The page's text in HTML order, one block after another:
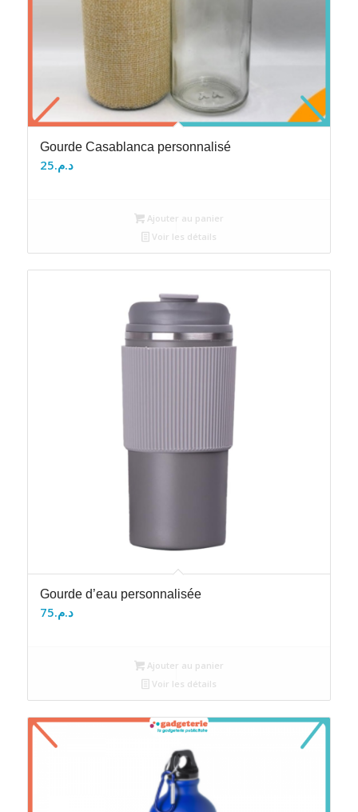
Gourde Casablanca personnalisé
د.م.25
Ajouter au panier
Voir les détails
Gourde d’eau personnalisée
د.م.75
Ajouter au panier
Voir les détails